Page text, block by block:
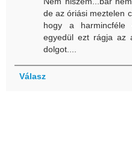
de az óriási meztelen
hogy a harmincféle
egyedül ezt rágja az
dolgot....
Válasz